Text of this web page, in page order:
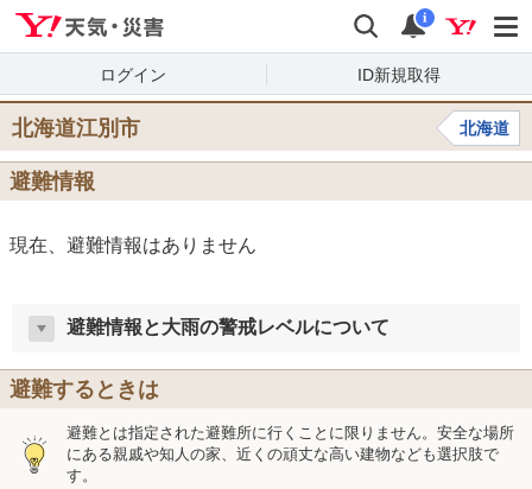
検索 通知
i
ログイン ID新規取得
北海道江別市 北海道
避難情報
現在、避難情報はありません
避難情報と大雨の警戒レベルについて
避難するときは
避難とは指定された避難所に行くことに限りません。安全な場所
にある親戚や知人の家、近くの頑丈な高い建物なども選択肢で
す。